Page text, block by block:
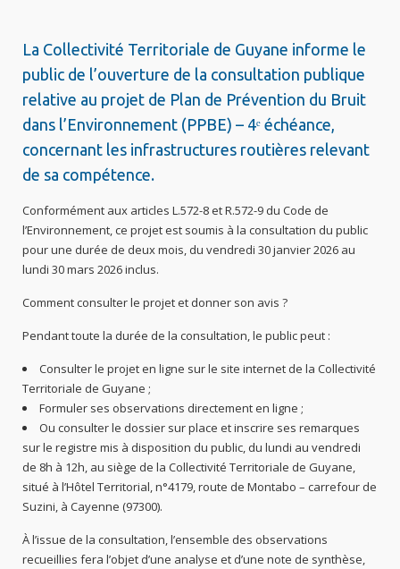
La Collectivité Territoriale de Guyane informe le
public de l’ouverture de la consultation publique
relative au projet de Plan de Prévention du Bruit
dans l’Environnement (PPBE) – 4ᵉ échéance,
concernant les infrastructures routières relevant
de sa compétence.
Conformément aux articles L.572-8 et R.572-9 du Code de
l’Environnement, ce projet est soumis à la consultation du public
pour une durée de deux mois, du vendredi 30 janvier 2026 au
lundi 30 mars 2026 inclus.
Comment consulter le projet et donner son avis ?
Pendant toute la durée de la consultation, le public peut :
Consulter le projet en ligne sur le site internet de la Collectivité
Territoriale de Guyane ;
Formuler ses observations directement en ligne ;
Ou consulter le dossier sur place et inscrire ses remarques
sur le registre mis à disposition du public, du lundi au vendredi
de 8h à 12h, au siège de la Collectivité Territoriale de Guyane,
situé à l’Hôtel Territorial, n°4179, route de Montabo – carrefour de
Suzini, à Cayenne (97300).
À l’issue de la consultation, l’ensemble des observations
recueillies fera l’objet d’une analyse et d’une note de synthèse,